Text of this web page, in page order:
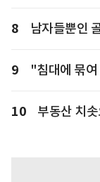
8 남자들뿐인
9 "침대에 묶
10 부동산 치